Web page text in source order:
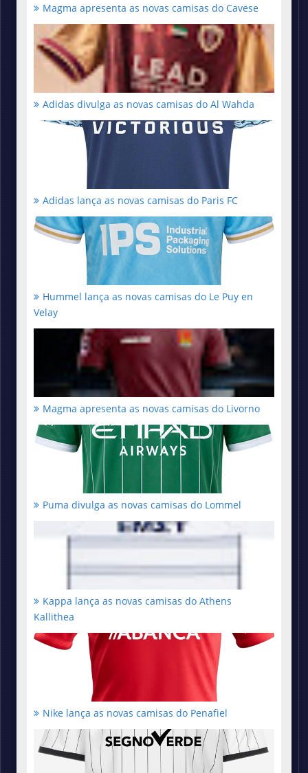
Magma apresenta as novas camisas do Cavese
Adidas divulga as novas camisas do Al Wahda
Adidas lança as novas camisas do Paris FC
Hummel lança as novas camisas do Le Puy en
Velay
Magma apresenta as novas camisas do Livorno
Puma divulga as novas camisas do Lommel
Kappa lança as novas camisas do Athens
Kallithea
Nike lança as novas camisas do Penafiel